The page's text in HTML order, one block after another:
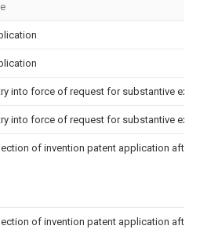
into force of request for substantive
into force of request for substantive
of invention patent application after
of invention patent application after